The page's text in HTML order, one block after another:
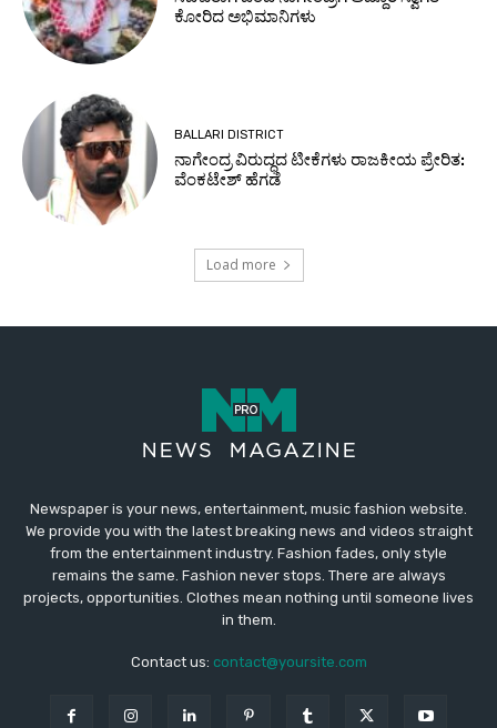
Newspaper is your news, entertainment, music fashion website.
We provide you with the latest breaking news and videos straight
from the entertainment industry. Fashion fades, only style
remains the same. Fashion never stops. There are always
projects, opportunities. Clothes mean nothing until someone lives
in them.
Contact us: contact@yoursite.com